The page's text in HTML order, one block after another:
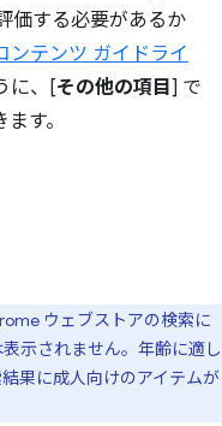
価する必要があるか
ンテンツ ガイドライ
に、[その他の項目] で
す。
ウェブストアの検索に
示されません。年齢に適し
果に成人向けのアイテムが